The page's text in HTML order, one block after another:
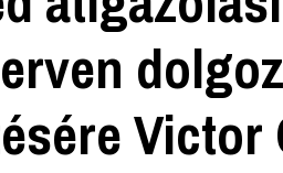
Victor